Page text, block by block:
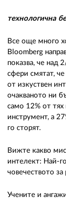
технологична
Все още много
Bloomberg
показва, че над
сфери смятат,
от изкуствен
очакваното ни
само 12% от тях
инструмент, а
го сторят.
Вижте какво
интелект: Най-
човечеството за
Учените и